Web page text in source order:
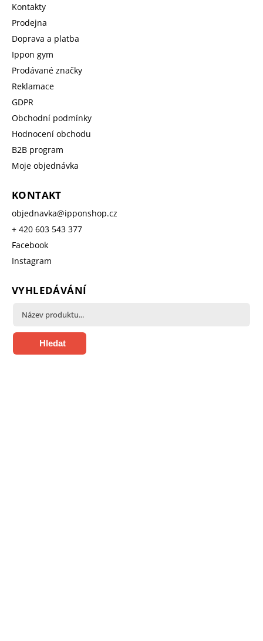
Kontakty
Prodejna
Doprava a platba
Ippon gym
Prodávané značky
Reklamace
GDPR
Obchodní podmínky
Hodnocení obchodu
B2B program
Moje objednávka
KONTAKT
objednavka@ipponshop.cz
+ 420 603 543 377
Facebook
Instagram
VYHLEDÁVÁNÍ
Hledat